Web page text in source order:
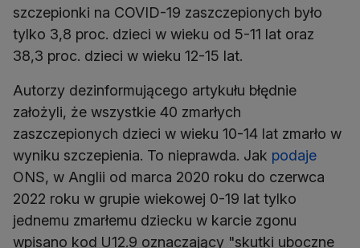
szczepionki na COVID-19 zaszczepionych było
tylko 3,8 proc. dzieci w wieku od 5-11 lat oraz
38,3 proc. dzieci w wieku 12-15 lat.
Autorzy dezinformującego artykułu błędnie
założyli, że wszystkie 40 zmarłych
zaszczepionych dzieci w wieku 10-14 lat zmarło w
wyniku szczepienia. To nieprawda. Jak podaje
ONS, w Anglii od marca 2020 roku do czerwca
2022 roku w grupie wiekowej 0-19 lat tylko
jednemu zmarłemu dziecku w karcie zgonu
wpisano kod U12.9 oznaczający "skutki uboczne